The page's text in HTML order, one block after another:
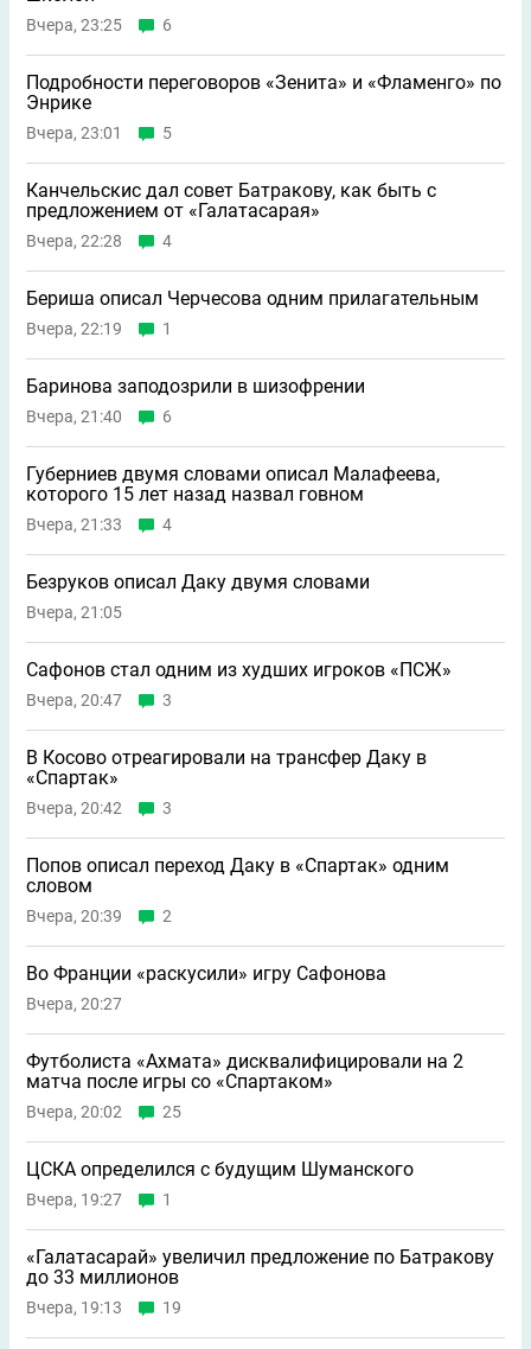
Вчера, 23:25 6
Подробности переговоров «Зенита» и «Фламенго» по
Энрике
Вчера, 23:01 5
Канчельскис дал совет Батракову, как быть с
предложением от «Галатасарая»
Вчера, 22:28 4
Бериша описал Черчесова одним прилагательным
Вчера, 22:19 1
Баринова заподозрили в шизофрении
Вчера, 21:40 6
Губерниев двумя словами описал Малафеева,
которого 15 лет назад назвал говном
Вчера, 21:33 4
Безруков описал Даку двумя словами
Вчера, 21:05
Сафонов стал одним из худших игроков «ПСЖ»
Вчера, 20:47 3
В Косово отреагировали на трансфер Даку в
«Спартак»
Вчера, 20:42 3
Попов описал переход Даку в «Спартак» одним
словом
Вчера, 20:39 2
Во Франции «раскусили» игру Сафонова
Вчера, 20:27
Футболиста «Ахмата» дисквалифицировали на 2
матча после игры со «Спартаком»
Вчера, 20:02 25
ЦСКА определился с будущим Шуманского
Вчера, 19:27 1
«Галатасарай» увеличил предложение по Батракову
до 33 миллионов
Вчера, 19:13 19